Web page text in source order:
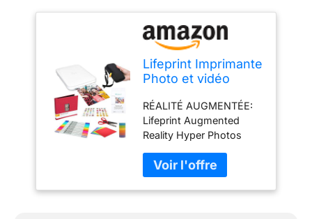
Lifeprint Imprimante
Photo et vidéo
(Blanc) Kit de
Scrapbook
RÉALITÉ AUGMENTÉE:
Lifeprint Augmented
Reality Hyper Photos
l'intérieur de vos photos
pour qu'elles prennent
vie de manière magique